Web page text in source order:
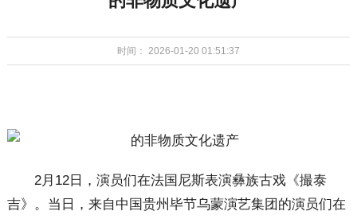
时间： 2026-01-20 01:51:37
2月12日，演员们在法国尼斯表演彝族古戏《撮泰
吉》。当日，来自中国贵州毕节乌蒙演艺集团的演员们在